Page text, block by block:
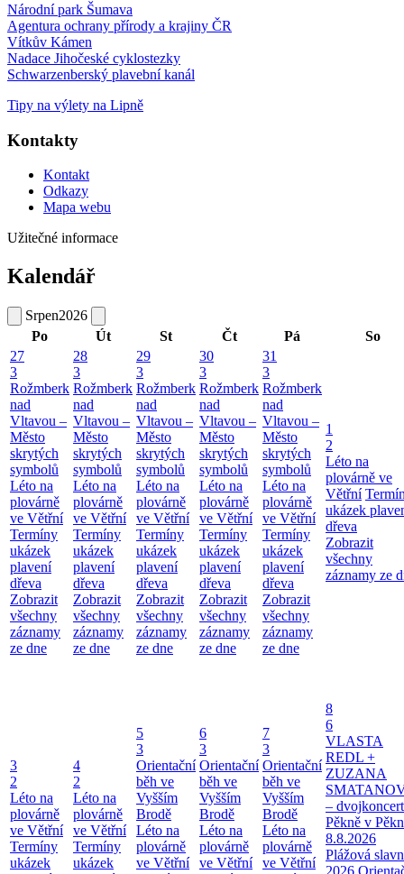
Národní park Šumava
Agentura ochrany přírody a krajiny ČR
Vítkův Kámen
Nadace Jihočeské cyklostezky
Schwarzenberský plavební kanál
Tipy na výlety na Lipně
Kontakty
Kontakt
Odkazy
Mapa webu
Užitečné informace
Kalendář
Srpen2026
Po
Út St Čt Pá
So
27
3
Rožmberk
nad
Vltavou –
Město
skrytých
symbolů
Léto na
plovárně
ve Větřní
Termíny
ukázek
plavení
dřeva
Zobrazit
všechny
záznamy
ze dne
28
3
Rožmberk
nad
Vltavou –
Město
skrytých
symbolů
Léto na
plovárně
ve Větřní
Termíny
ukázek
plavení
dřeva
Zobrazit
všechny
záznamy
ze dne
29
3
Rožmberk
nad
Vltavou –
Město
skrytých
symbolů
Léto na
plovárně
ve Větřní
Termíny
ukázek
plavení
dřeva
Zobrazit
všechny
záznamy
ze dne
30
3
Rožmberk
nad
Vltavou –
Město
skrytých
symbolů
Léto na
plovárně
ve Větřní
Termíny
ukázek
plavení
dřeva
Zobrazit
všechny
záznamy
ze dne
31
3
Rožmberk
nad
Vltavou –
Město
skrytých
symbolů
Léto na
plovárně
ve Větřní
Termíny
ukázek
plavení
dřeva
Zobrazit
všechny
záznamy
ze dne
1
2
Léto na
plovárně ve
Větřní
ukázek
dřeva
Zobrazit
všechny
záznamy ze
3
2
Léto na
plovárně
ve Větřní
Termíny
ukázek
4
2
Léto na
plovárně
ve Větřní
Termíny
ukázek
5
3
Orientační
běh ve
Vyšším
Brodě
Léto na
plovárně
ve Větřní
6
3
Orientační
běh ve
Vyšším
Brodě
Léto na
plovárně
ve Větřní
7
3
Orientační
běh ve
Vyšším
Brodě
Léto na
plovárně
ve Větřní
8
6
VLASTA
REDL +
ZUZANA
– dvojkoncert
Pěkně v
8.8.2026
Plážová